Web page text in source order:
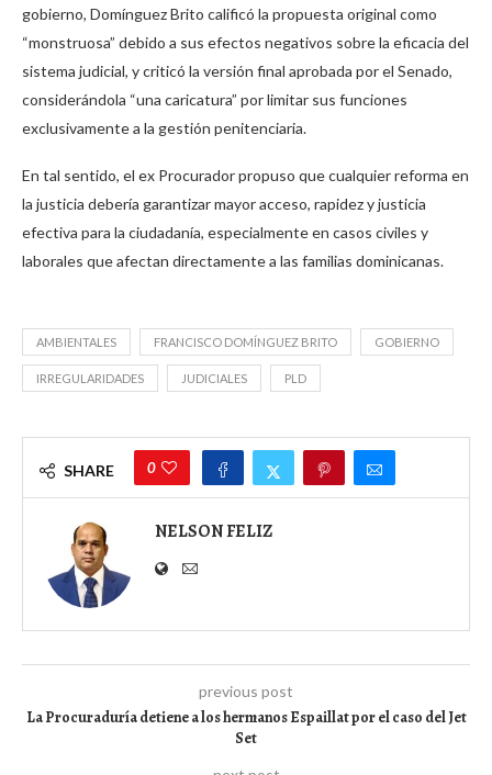
gobierno, Domínguez Brito calificó la propuesta original como
“monstruosa” debido a sus efectos negativos sobre la eficacia del
sistema judicial, y criticó la versión final aprobada por el Senado,
considerándola “una caricatura” por limitar sus funciones
exclusivamente a la gestión penitenciaria.
En tal sentido, el ex Procurador propuso que cualquier reforma en
la justicia debería garantizar mayor acceso, rapidez y justicia
efectiva para la ciudadanía, especialmente en casos civiles y
laborales que afectan directamente a las familias dominicanas.
AMBIENTALES FRANCISCO DOMÍNGUEZ BRITO GOBIERNO
IRREGULARIDADES JUDICIALES PLD
SHARE 0
NELSON FELIZ
previous post
La Procuraduría detiene a los hermanos Espaillat por el caso del Jet
Set